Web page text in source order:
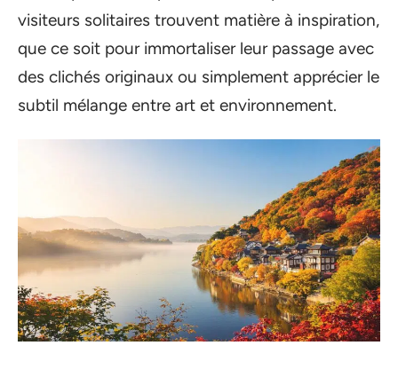
visiteurs solitaires trouvent matière à inspiration,
que ce soit pour immortaliser leur passage avec
des clichés originaux ou simplement apprécier le
subtil mélange entre art et environnement.